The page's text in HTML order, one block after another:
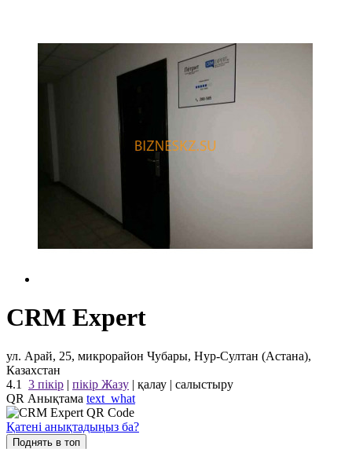
CRM Expert
ул. Арай, 25, микрорайон Чубары, Нур-Султан (Астана),
Казахстан
4.1
3 пікір | пікір Жазу | қалау | салыстыру
QR Анықтама text_what
Қатені анықтадыңыз ба?
Поднять в топ